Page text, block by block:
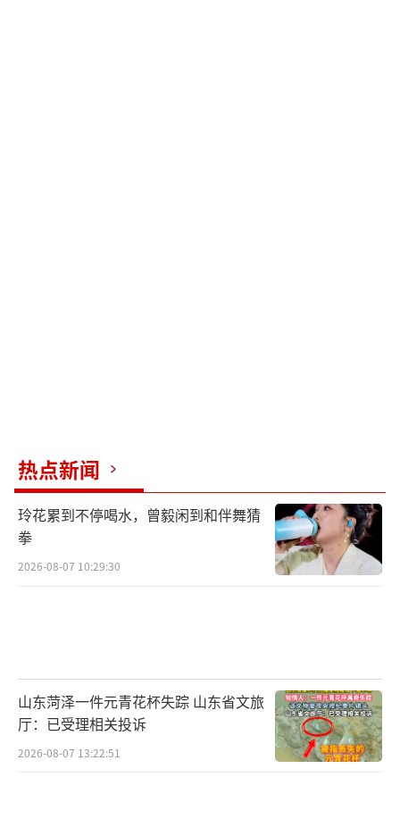
后天，西藏东南部、云南中西部、海南
岛、台湾岛等地部分地区有中到大雨，其中，
台湾岛等地部分地区有暴雨或大暴雨。
热点新闻
玲花累到不停喝水，曾毅闲到和伴舞猜
拳
2026-08-07 10:29:30
山东菏泽一件元青花杯失踪 山东省文旅
厅：已受理相关投诉
2026-08-07 13:22:51